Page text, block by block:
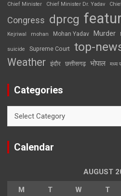
Chief Minister
Chief Minister Dr. Yadav
Congress dprcg
Kejriwal mohan Mohan Yadav Murder
suicide Supreme Court top-
Weather इंदौर छत्तीसगढ़ भोपाल मध्य
Categories
Calendar
AUGUST
M T W T